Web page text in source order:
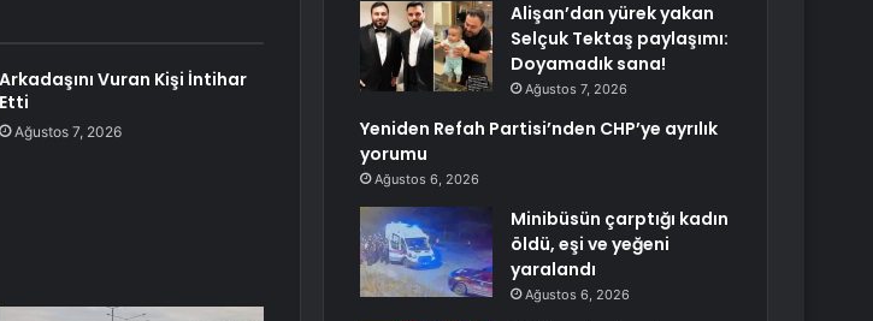
Arkadaşını Vuran Kişi İntihar
Etti
Ağustos 7, 2026
Alişan’dan yürek yakan
Selçuk Tektaş paylaşımı:
Doyamadık sana!
Ağustos 7, 2026
Yeniden Refah Partisi’nden CHP’ye ayrılık
yorumu
Ağustos 6, 2026
Minibüsün çarptığı kadın
öldü, eşi ve yeğeni
yaralandı
Ağustos 6, 2026